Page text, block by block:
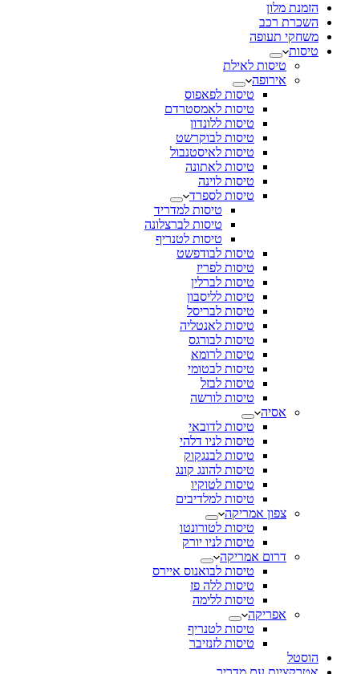
הזמנת מלון
השכרת רכב
משחקי תעופה
טיסות
טיסות לאילת
אירופה
טיסות לפאפוס
טיסות לאמסטרדם
טיסות ללונדון
טיסות לבוקרשט
טיסות לאיסטנבול
טיסות לאתונה
טיסות לוינה
טיסות לספרד
טיסות למדריד
טיסות לברצלונה
טיסות לטנריף
טיסות לבודפשט
טיסות לפריז
טיסות לברלין
טיסות לליסבון
טיסות לבריסל
טיסות לאנטליה
טיסות לבורגס
טיסות לרומא
טיסות לבטומי
טיסות לבזל
טיסות לורשה
אסיה
טיסות לדובאי
טיסות לניו דלהי
טיסות לבנגקוק
טיסות להונג קונג
טיסות לטוקיו​
טיסות למלדיבים
צפון אמריקה
טיסות לטורונטו
טיסות לניו יורק
דרום אמריקה
טיסות לבואנוס איירס
טיסות ללה פז
טיסות ללימה
אפריקה
טיסות לטנריף
טיסות לזנזיבר
הוסטל